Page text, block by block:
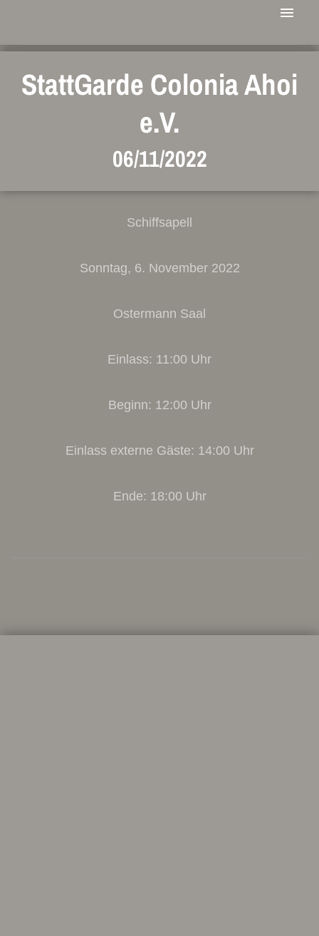
StattGarde Colonia Ahoi
e.V.
06/11/2022
Schiffsapell
Sonntag, 6. November 2022
Ostermann Saal
Einlass: 11:00 Uhr
Beginn: 12:00 Uhr
Einlass externe Gäste: 14:00 Uhr
Ende: 18:00 Uhr